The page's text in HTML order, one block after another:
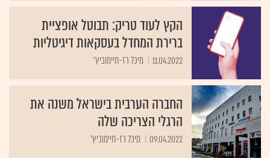
הקץ לעוד טריק: תבוטל אופציית
ברירת המחדל בעסקאות דיגיטליות
11.04.2022 מיכל רז-חיימוביץ'
החברה הערבית בישראל משנה את
הרגלי הצריכה שלה
09.04.2022 מיכל רז-חיימוביץ'